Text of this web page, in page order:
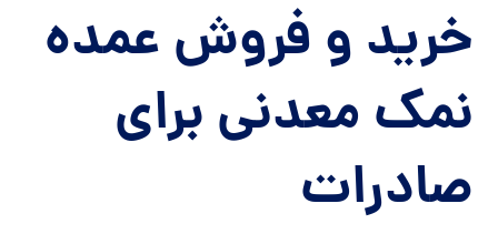
خرید و فروش عمده
نمک معدنی برای
صادرات